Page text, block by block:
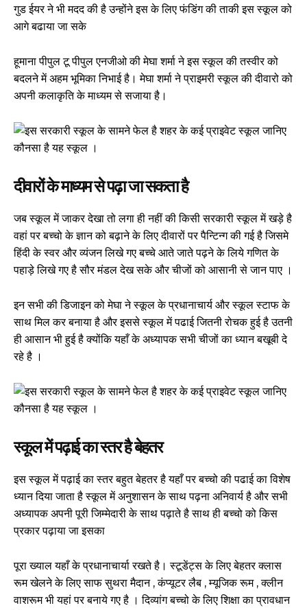
गुड ईयर ने भी मदद की है उन्होंने इस के लिए फंडिंग की ताकी इस स्कूल को
आगे बढाया जा सके
हूमाना पीपुल टू पीपुल एनजीओ की मेघा शर्मा ने इस स्कूल की तस्वीर को
बदलने में अहम भूमिका निभाई है। मेघा शर्मा ने प्राइमरी स्कूल की दीवारो को
अपनी कलाकृति के माध्यम से सजाया है।
दीवारों के माध्यम से पढ़ा जा सकता है
जब स्कूल में जाकर देखा तो लगा ही नहीं की किसी सरकारी स्कूल में खड़े है
वहां पर बच्चो के ज्ञान को बढ़ाने के लिए दीवारों पर पैन्टिन्ग की गई है जिसमे
हिंदी के स्वर और व्यंजन लिखे गए बच्चे आते जाते पढ़ने के लिये गणित के
पहाड़े लिखे गए है सौर मंडल देख सके और चीजों को आसानी से जान पाए ।
इन सभी की डिजाइन को मेघा ने स्कूल के प्रधानाचार्य और स्कूल स्टाफ के
साथ मिल कर बनाया है और इससे स्कूल में पढाई जितनी रोचक हुई है उतनी
ही आसान भी हुई है क्योंकि यहाँ के अध्यापक सभी चीजों का ध्यान बखूबी दे
रहे है ।
स्कूल में पढ़ाई का स्तर है बेहतर
इस स्कूल में पढ़ाई का स्तर बहुत बेहतर है यहाँ पर बच्चो की पढाई का विशेष
ध्यान दिया जाता है स्कूल में अनुशासन के साथ पढ़ना अनिवार्य है और सभी
अध्यापक अपनी पूरी जिम्मेदारी के साथ पढ़ाते है साथ ही बच्चो को किस
प्रकार पढ़ाया जा इसका
पूरा ख्याल यहाँ के प्रधानाचार्या रखते है। स्टूडेंट्स के लिए बेहतर क्लास
रूम खेलने के लिए साफ सुथरा मैदान , कंप्यूटर लैब , म्यूजिक रूम , क्लीन
वाशरूम भी यहां पर बनाये गए है । दिव्यांग बच्चो के लिए शिक्षा का प्रावधान